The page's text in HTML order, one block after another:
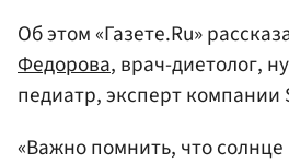
Об этом «Газете.Ru»
Федорова, врач-диетолог,
педиатр, эксперт компании
«Важно помнить, что